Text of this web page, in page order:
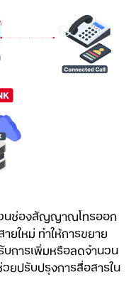
วนช่องสัญญาณโทรออก
ยใหม่ ทำให้การขยาย
บการเพิ่มหรือลดจำนวน
วยปรับปรุงการสื่อสารใน